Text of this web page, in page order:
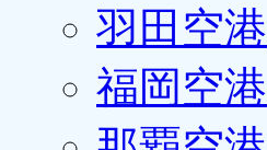
羽田空港
福岡空港